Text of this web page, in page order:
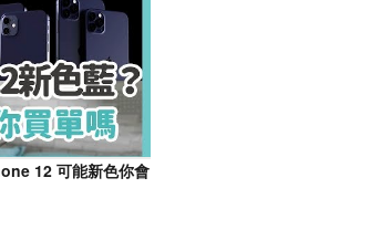
12 可能新色你會